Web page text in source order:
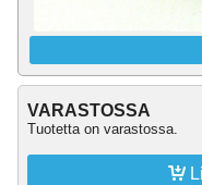
VARASTOSSA
Tuotetta on varastossa.
